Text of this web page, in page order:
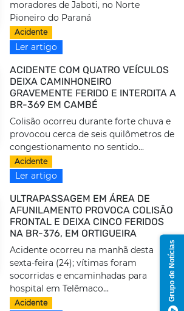
moradores de Jaboti, no Norte
Pioneiro do Paraná
Acidente
Ler artigo
ACIDENTE COM QUATRO VEÍCULOS
DEIXA CAMINHONEIRO
GRAVEMENTE FERIDO E INTERDITA A
BR-369 EM CAMBÉ
Colisão ocorreu durante forte chuva e
provocou cerca de seis quilômetros de
congestionamento no sentido...
Acidente
Ler artigo
ULTRAPASSAGEM EM ÁREA DE
AFUNILAMENTO PROVOCA COLISÃO
FRONTAL E DEIXA CINCO FERIDOS
NA BR-376, EM ORTIGUEIRA
Acidente ocorreu na manhã desta
sexta-feira (24); vítimas foram
socorridas e encaminhadas para
hospital em Telêmaco...
Acidente
Grupo de Notícias